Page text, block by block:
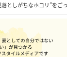
落としがちなホコリ”を